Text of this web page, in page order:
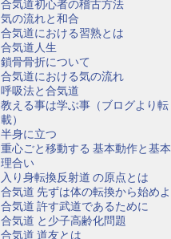
合気道初心者の稽古方法
気の流れと和合
合気道における習熟とは
合気道人生
鎖骨骨折について
合気道における気の流れ
呼吸法と合気道
教える事は学ぶ事（ブログより転
載）
半身に立つ
重心ごと移動する 基本動作と基本
理合い
入り身転換反射道 の原点とは
合気道 先ずは体の転換から始めよ
合気道 許す武道であるために
合気道 と少子高齢化問題
合気道 道友とは